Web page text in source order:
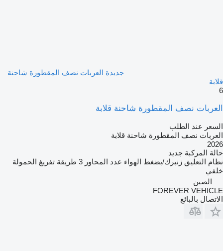
جديدة العربات نصف المقطورة شاحنة
قلابة
6
العربات نصف المقطورة شاحنة قلابة
السعر عند الطلب
العربات نصف المقطورة شاحنة قلابة
2026
حالة المركبة جديد
نظام التعليق زنبرك/بضغط الهواء عدد المحاور 3 طريقة تفريغ الحمولة
خلفي
الصين
FOREVER VEHICLE
الاتصال بالبائع